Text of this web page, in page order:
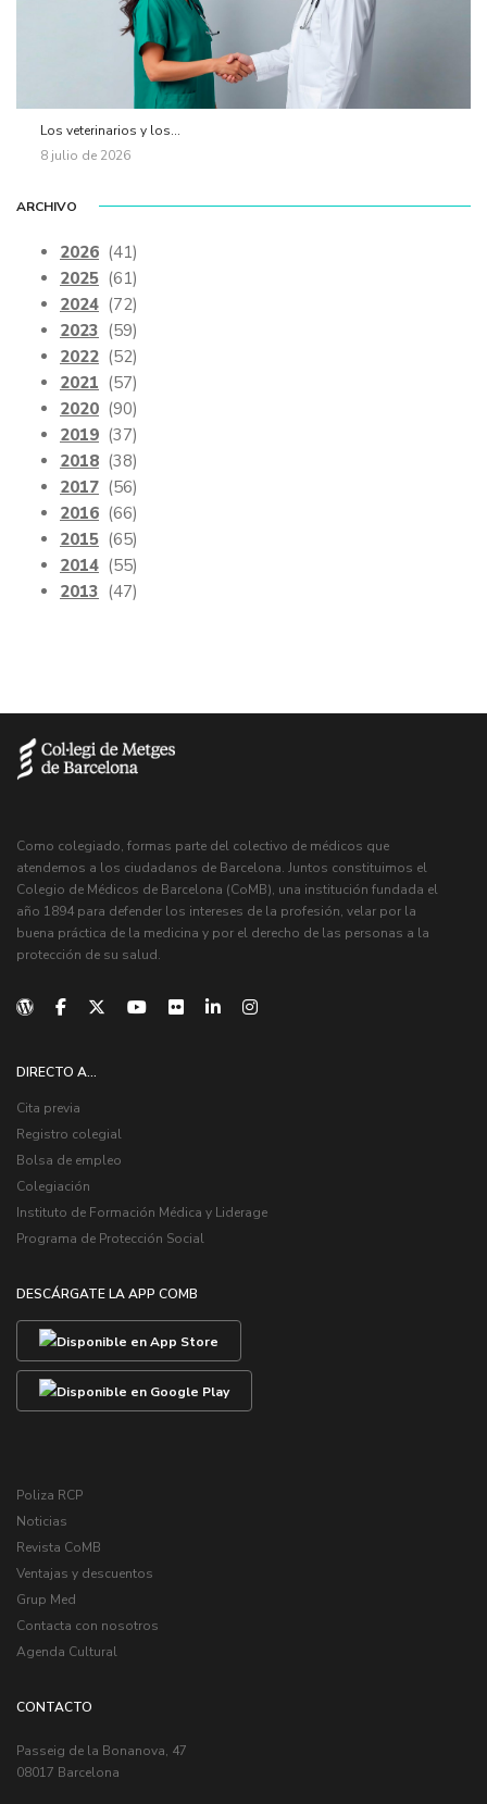
Los veterinarios y los...
8 julio de 2026
ARCHIVO
2026 (41)
2025 (61)
2024 (72)
2023 (59)
2022 (52)
2021 (57)
2020 (90)
2019 (37)
2018 (38)
2017 (56)
2016 (66)
2015 (65)
2014 (55)
2013 (47)
Como colegiado, formas parte del colectivo de médicos que
atendemos a los ciudadanos de Barcelona. Juntos constituimos el
Colegio de Médicos de Barcelona (CoMB), una institución fundada el
año 1894 para defender los intereses de la profesión, velar por la
buena práctica de la medicina y por el derecho de las personas a la
protección de su salud.
DIRECTO A...
Cita previa
Registro colegial
Bolsa de empleo
Colegiación
Instituto de Formación Médica y Liderage
Programa de Protección Social
DESCÁRGATE LA APP COMB
Poliza RCP
Noticias
Revista CoMB
Ventajas y descuentos
Grup Med
Contacta con nosotros
Agenda Cultural
CONTACTO
Passeig de la Bonanova, 47
08017 Barcelona